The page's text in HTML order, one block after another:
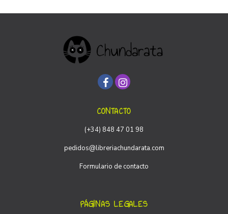
CONTACTO
(+34) 848 47 01 98
pedidos@libreriachundarata.com
Formulario de contacto
PÁGINAS LEGALES